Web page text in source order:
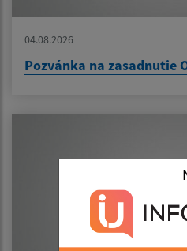
04.08.2026
Pozvánka na zasadnutie